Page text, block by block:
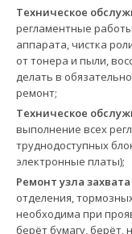
Техническое
регламентные
аппарата, чистка
от тонера и пыли,
делать в
ремонт;
Техническое
выполнение всех
труднодоступных
электронные платы);
Ремонт узла
отделения,
необходима при
берёт бумагу, берёт,